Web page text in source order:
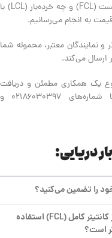
شما را چه به‌صورت کانتینر دربست (FCL) و چه خرده‌بار (LCL) با
به انجام می‌رسانیم.
و نمایندگان معتبر، محموله شما
ارسال می‌کند.
یک همکاری مطمئن و دریافت
دقیق‌ترین نرخ کافی است همین حالا با شماره‌های 02186030397 و
دریایی:
را تضمین می‌کنید؟
برای حمل دریایی چه مواقعی بهتر است از کانتینر کامل (FCL) استفاده